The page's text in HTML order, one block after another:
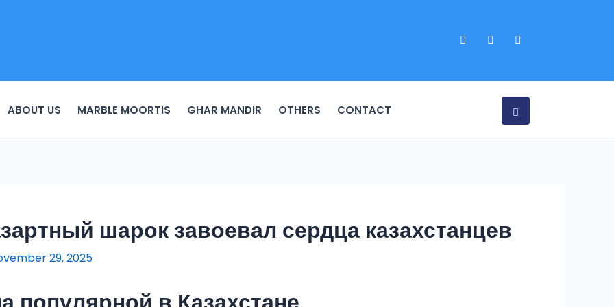
ABOUT US MARBLE MOORTIS GHAR MANDIR OTHERS CONTACT
шарок завоевал сердца казахстанцев
29, 2025